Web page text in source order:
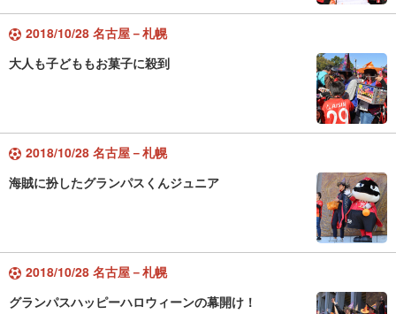
2018/10/28 名古屋－札幌
大人も子どももお菓子に殺到
2018/10/28 名古屋－札幌
海賊に扮したグランパスくんジュニア
2018/10/28 名古屋－札幌
グランパスハッピーハロウィーンの幕開け！